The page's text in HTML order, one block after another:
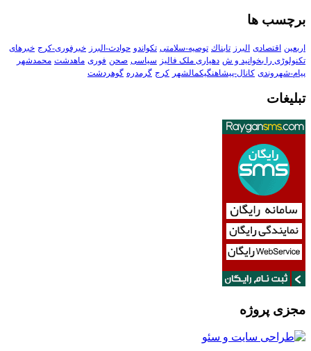
برچسب ها
اربعین اقتصادی البرز تابناك توصیه-سلامتی تکواندو حوادث-البرز خبرفوری-کرج خبرهای
تکنولوڑی را بخوانید و ش دهیاری ملک فالیز سیاسی صحن فوری ماهدشت محمدشهر
پیام-شهروندی کانال-پیشاهنگیکمالشهر کرج گرمدره گوهردشت
تبلیغات
مجزی پروژه